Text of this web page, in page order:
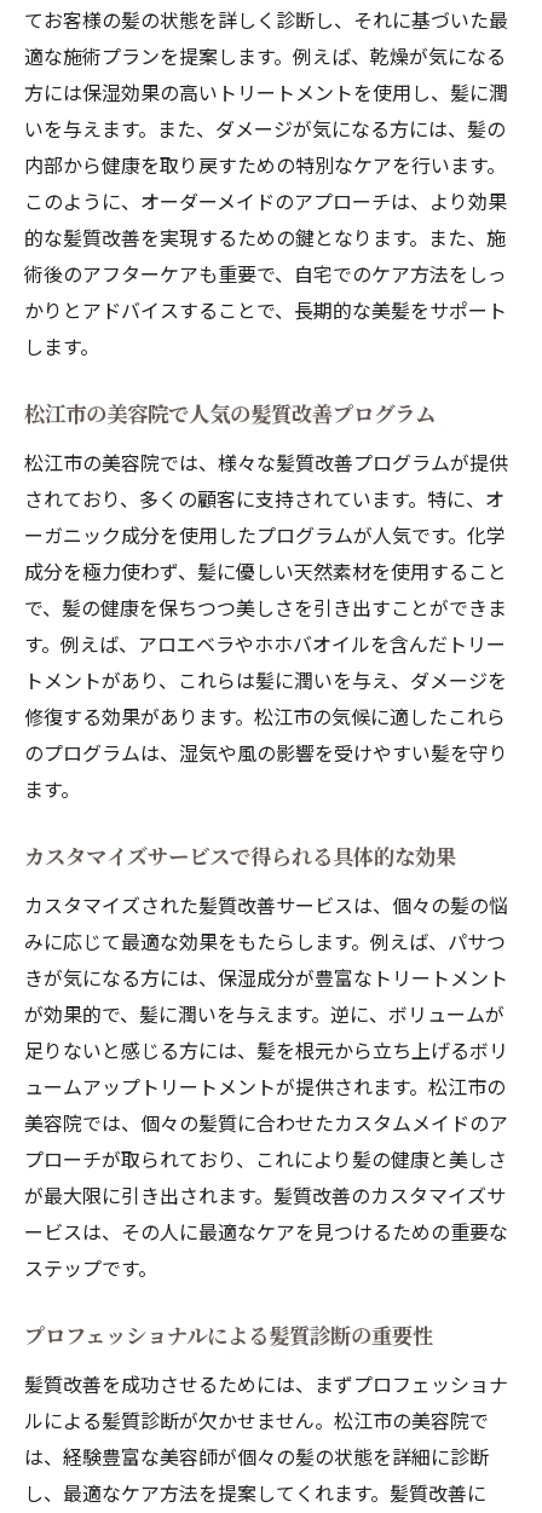
てお客様の髪の状態を詳しく診断し、それに基づいた最
適な施術プランを提案します。例えば、乾燥が気になる
方には保湿効果の高いトリートメントを使用し、髪に潤
いを与えます。また、ダメージが気になる方には、髪の
内部から健康を取り戻すための特別なケアを行います。
このように、オーダーメイドのアプローチは、より効果
的な髪質改善を実現するための鍵となります。また、施
術後のアフターケアも重要で、自宅でのケア方法をしっ
かりとアドバイスすることで、長期的な美髪をサポート
します。
松江市の美容院で人気の髪質改善プログラム
松江市の美容院では、様々な髪質改善プログラムが提供
されており、多くの顧客に支持されています。特に、オ
ーガニック成分を使用したプログラムが人気です。化学
成分を極力使わず、髪に優しい天然素材を使用すること
で、髪の健康を保ちつつ美しさを引き出すことができま
す。例えば、アロエベラやホホバオイルを含んだトリー
トメントがあり、これらは髪に潤いを与え、ダメージを
修復する効果があります。松江市の気候に適したこれら
のプログラムは、湿気や風の影響を受けやすい髪を守り
ます。
カスタマイズサービスで得られる具体的な効果
カスタマイズされた髪質改善サービスは、個々の髪の悩
みに応じて最適な効果をもたらします。例えば、パサつ
きが気になる方には、保湿成分が豊富なトリートメント
が効果的で、髪に潤いを与えます。逆に、ボリュームが
足りないと感じる方には、髪を根元から立ち上げるボリ
ュームアップトリートメントが提供されます。松江市の
美容院では、個々の髪質に合わせたカスタムメイドのア
プローチが取られており、これにより髪の健康と美しさ
が最大限に引き出されます。髪質改善のカスタマイズサ
ービスは、その人に最適なケアを見つけるための重要な
ステップです。
プロフェッショナルによる髪質診断の重要性
髪質改善を成功させるためには、まずプロフェッショナ
ルによる髪質診断が欠かせません。松江市の美容院で
は、経験豊富な美容師が個々の髪の状態を詳細に診断
し、最適なケア方法を提案してくれます。髪質改善に